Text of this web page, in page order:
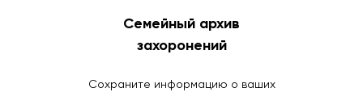
Семейный архив
захоронений
Сохраните информацию о ваших